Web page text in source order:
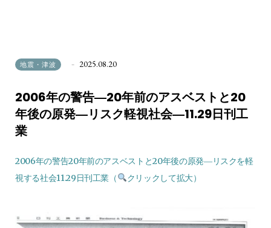
地震・津波 2025.08.20
2006年の警告―20年前のアスベストと20
年後の原発―リスク軽視社会―11.29日刊工
業
2006年の警告20年前のアスベストと20年後の原発―リスクを軽
視する社会11.29日刊工業（
クリックして拡大）